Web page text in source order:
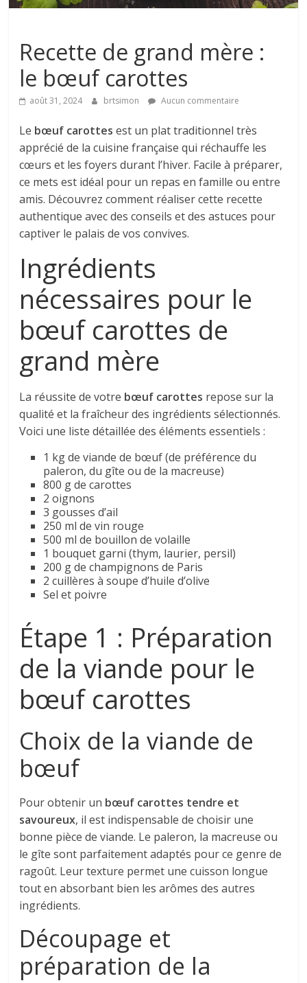
Recette de grand mère :
le bœuf carottes
août 31, 2024 brtsimon Aucun commentaire
Le bœuf carottes est un plat traditionnel très
apprécié de la cuisine française qui réchauffe les
cœurs et les foyers durant l’hiver. Facile à préparer,
ce mets est idéal pour un repas en famille ou entre
amis. Découvrez comment réaliser cette recette
authentique avec des conseils et des astuces pour
captiver le palais de vos convives.
Ingrédients
nécessaires pour le
bœuf carottes de
grand mère
La réussite de votre bœuf carottes repose sur la
qualité et la fraîcheur des ingrédients sélectionnés.
Voici une liste détaillée des éléments essentiels :
1 kg de viande de bœuf (de préférence du
paleron, du gîte ou de la macreuse)
800 g de carottes
2 oignons
3 gousses d’ail
250 ml de vin rouge
500 ml de bouillon de volaille
1 bouquet garni (thym, laurier, persil)
200 g de champignons de Paris
2 cuillères à soupe d’huile d’olive
Sel et poivre
Étape 1 : Préparation
de la viande pour le
bœuf carottes
Choix de la viande de
bœuf
Pour obtenir un bœuf carottes tendre et
savoureux, il est indispensable de choisir une
bonne pièce de viande. Le paleron, la macreuse ou
le gîte sont parfaitement adaptés pour ce genre de
ragoût. Leur texture permet une cuisson longue
tout en absorbant bien les arômes des autres
ingrédients.
Découpage et
préparation de la